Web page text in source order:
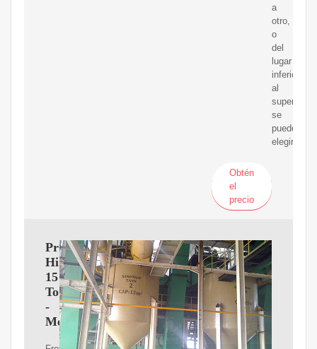
a
otro,
o
del
lugar
inferior
al
superior.
se
puede
elegir
Obtén
el
precio
Prensa
Hidraulica
15
Toneladas
-
MercadoLivre